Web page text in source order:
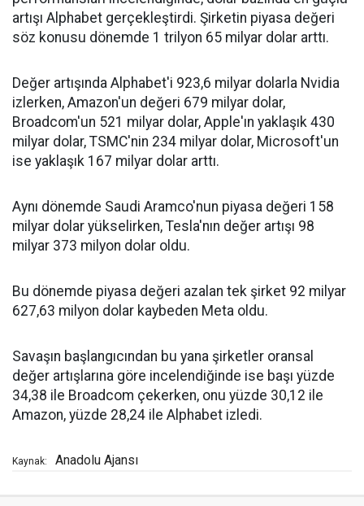
artışı Alphabet gerçekleştirdi. Şirketin piyasa değeri
söz konusu dönemde 1 trilyon 65 milyar dolar arttı.
Değer artışında Alphabet'i 923,6 milyar dolarla Nvidia
izlerken, Amazon'un değeri 679 milyar dolar,
Broadcom'un 521 milyar dolar, Apple'ın yaklaşık 430
milyar dolar, TSMC'nin 234 milyar dolar, Microsoft'un
ise yaklaşık 167 milyar dolar arttı.
Aynı dönemde Saudi Aramco'nun piyasa değeri 158
milyar dolar yükselirken, Tesla'nın değer artışı 98
milyar 373 milyon dolar oldu.
Bu dönemde piyasa değeri azalan tek şirket 92 milyar
627,63 milyon dolar kaybeden Meta oldu.
Savaşın başlangıcından bu yana şirketler oransal
değer artışlarına göre incelendiğinde ise başı yüzde
34,38 ile Broadcom çekerken, onu yüzde 30,12 ile
Amazon, yüzde 28,24 ile Alphabet izledi.
Kaynak: Anadolu Ajansı